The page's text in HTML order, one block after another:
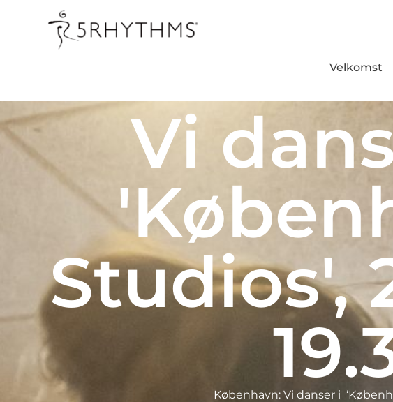
Velkomst
Vi
Studios',
København: Vi danser i